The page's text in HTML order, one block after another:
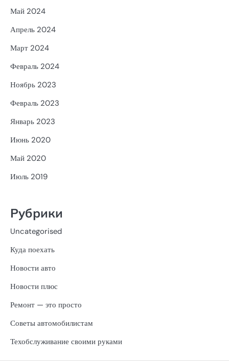
Май 2024
Апрель 2024
Март 2024
Февраль 2024
Ноябрь 2023
Февраль 2023
Январь 2023
Июнь 2020
Май 2020
Июль 2019
Рубрики
Uncategorised
Куда поехать
Новости авто
Новости плюс
Ремонт — это просто
Советы автомобилистам
Техобслуживание своими руками